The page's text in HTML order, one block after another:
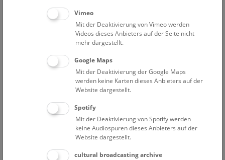
Leitung Umweltbildung indoor
Harker-Schuch Inez
Leitung Umweltbildung
Hengst Babette
Museumspädagogische Vermittlung
Hirsch Barbara
Vermittlerin
Hollinetz Marianne Sophie
Museumspädagogische Vermittlung
Karner Felicitas
Museumspädagogische Vermittlung
Vimeo
Mit der Deaktivierung von Vimeo werden
Videos dieses Anbieters auf der Seite nicht
mehr dargestellt.
Google Maps
Mit der Deaktivierung der Google Maps
werden keine Karten dieses Anbieters auf der
Website dargestellt.
Spotify
Mit der Deaktivierung von Spotify werden
keine Audiospuren dieses Anbieters auf der
Website dargestellt.
cultural broadcasting archive